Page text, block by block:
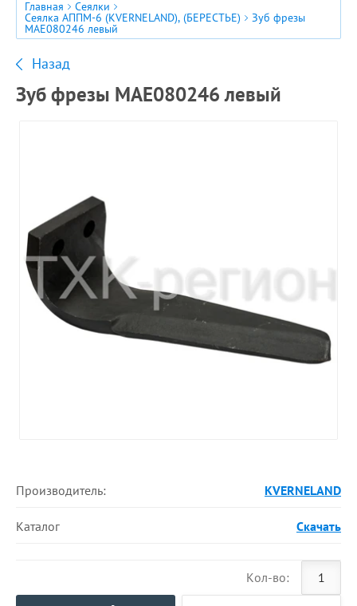
Главная Сеялки
Сеялка АППМ-6 (KVERNELAND), (БЕРЕСТЬЕ) Зуб фрезы
МАЕ080246 левый
Назад
Зуб фрезы МАЕ080246 левый
Производитель: KVERNELAND
Каталог Скачать
Кол-во: